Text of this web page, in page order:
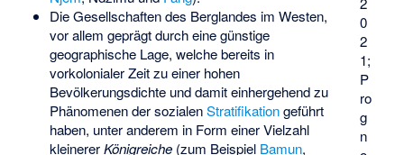
0
2
1;
P
ro
g
n
Die Gesellschaften des Berglandes im Westen,
vor allem geprägt durch eine günstige
geographische Lage, welche bereits in
vorkolonialer Zeit zu einer hohen
Bevölkerungsdichte und damit einhergehend zu
Phänomenen der sozialenStratifikationgeführt
haben, unter anderem in Form einer Vielzahl
kleinererKönigreiche(zum Beispiel Bamun,